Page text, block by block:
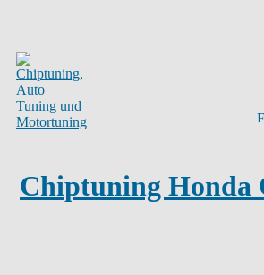
Chiptuning Honda